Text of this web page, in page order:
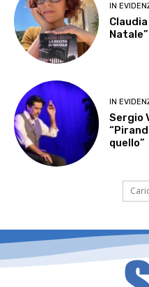
IN
IN
Sergio
quello”